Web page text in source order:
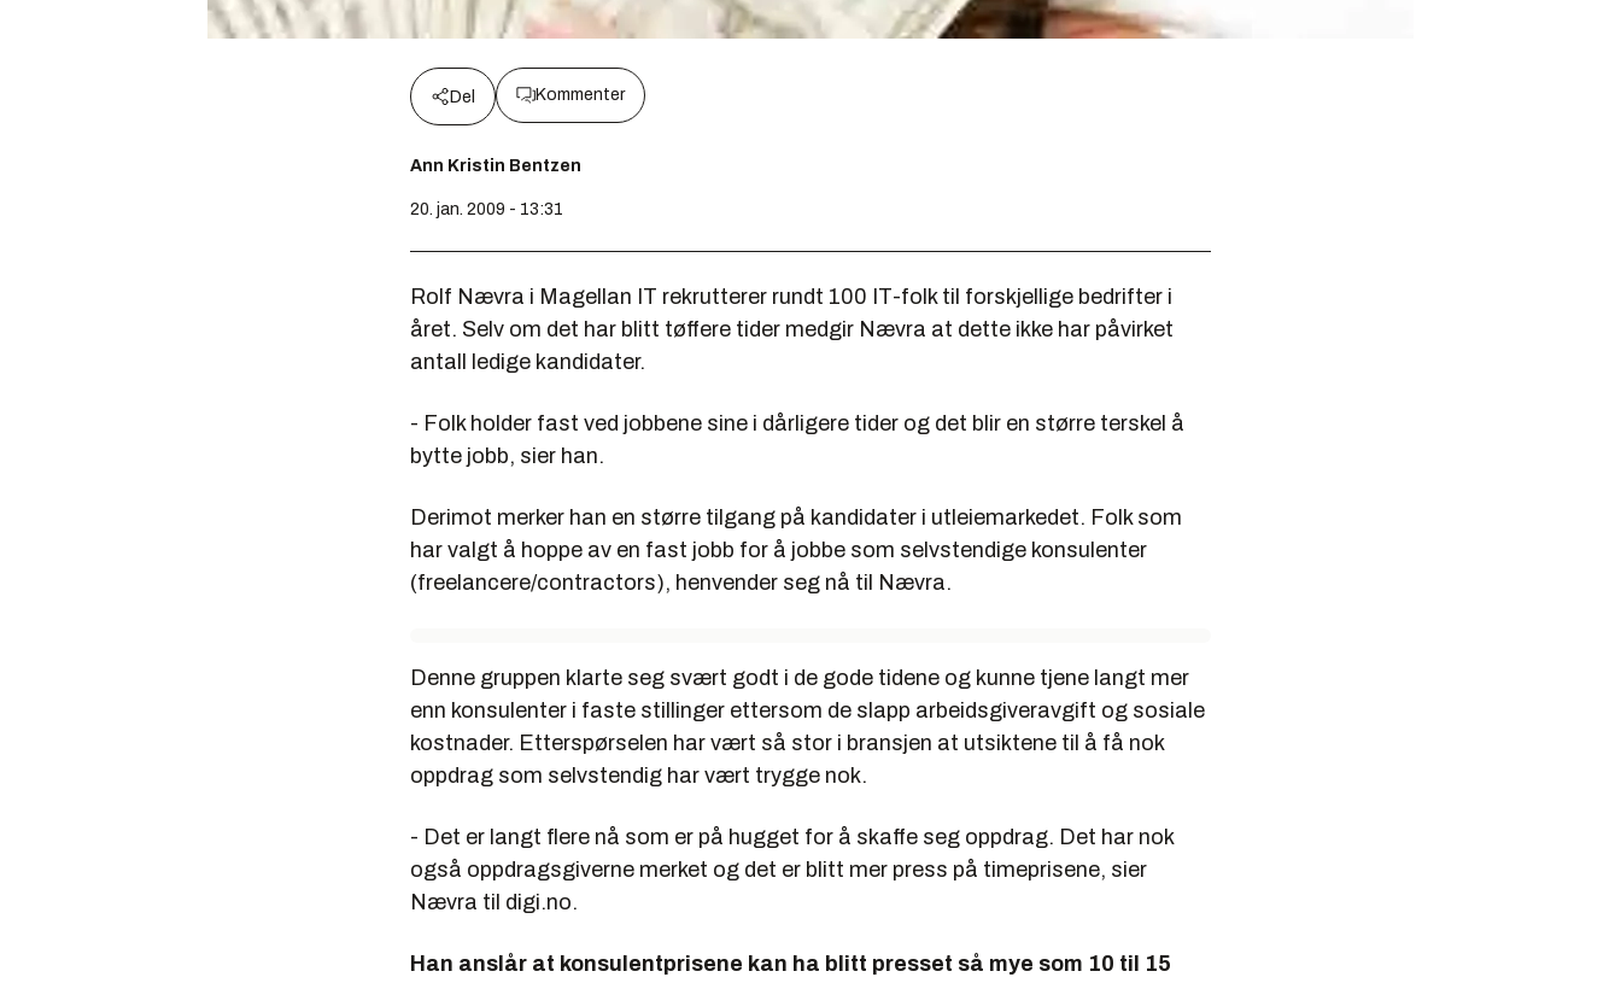
Del Kommenter
Ann Kristin Bentzen
20. jan. 2009 - 13:31
Rolf Nævra i Magellan IT rekrutterer rundt 100 IT-folk til forskjellige bedrifter i
året. Selv om det har blitt tøffere tider medgir Nævra at dette ikke har påvirket
antall ledige kandidater.
- Folk holder fast ved jobbene sine i dårligere tider og det blir en større terskel å
bytte jobb, sier han.
Derimot merker han en større tilgang på kandidater i utleiemarkedet. Folk som
har valgt å hoppe av en fast jobb for å jobbe som selvstendige konsulenter
(freelancere/contractors), henvender seg nå til Nævra.
Denne gruppen klarte seg svært godt i de gode tidene og kunne tjene langt mer
enn konsulenter i faste stillinger ettersom de slapp arbeidsgiveravgift og sosiale
kostnader. Etterspørselen har vært så stor i bransjen at utsiktene til å få nok
oppdrag som selvstendig har vært trygge nok.
- Det er langt flere nå som er på hugget for å skaffe seg oppdrag. Det har nok
også oppdragsgiverne merket og det er blitt mer press på timeprisene, sier
Nævra til digi.no.
Han anslår at konsulentprisene kan ha blitt presset så mye som 10 til 15